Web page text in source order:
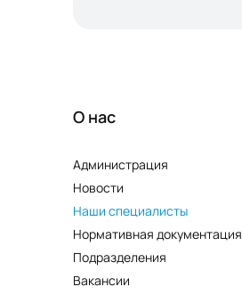
О нас
Администрация
Новости
Наши специалисты
Нормативная документация
Подразделения
Вакансии